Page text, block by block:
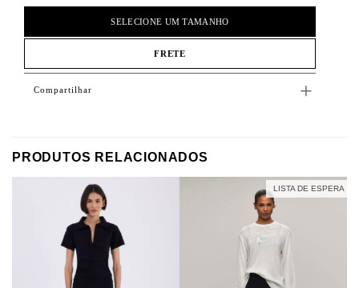
SELECIONE UM TAMANHO
FRETE
Compartilhar
PRODUTOS RELACIONADOS
LISTA DE ESPERA